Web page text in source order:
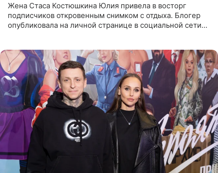
Жена Стаса Костюшкина Юлия привела в восторг
подписчиков откровенным снимком с отдыха. Блогер
опубликовала на личной странице в социальной сети